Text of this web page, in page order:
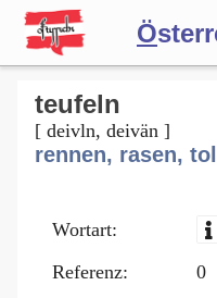
Ö
Wörterbuch
Forum
Blog
teufeln
[ deivln, deivän ]
rennen, rasen,
Wortart:
Referenz:
0